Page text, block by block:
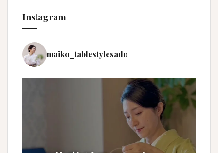
Instagram
maiko_tablestylesado